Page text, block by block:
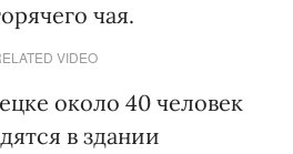
чая.
VIDEO
около 40 человек
в здании